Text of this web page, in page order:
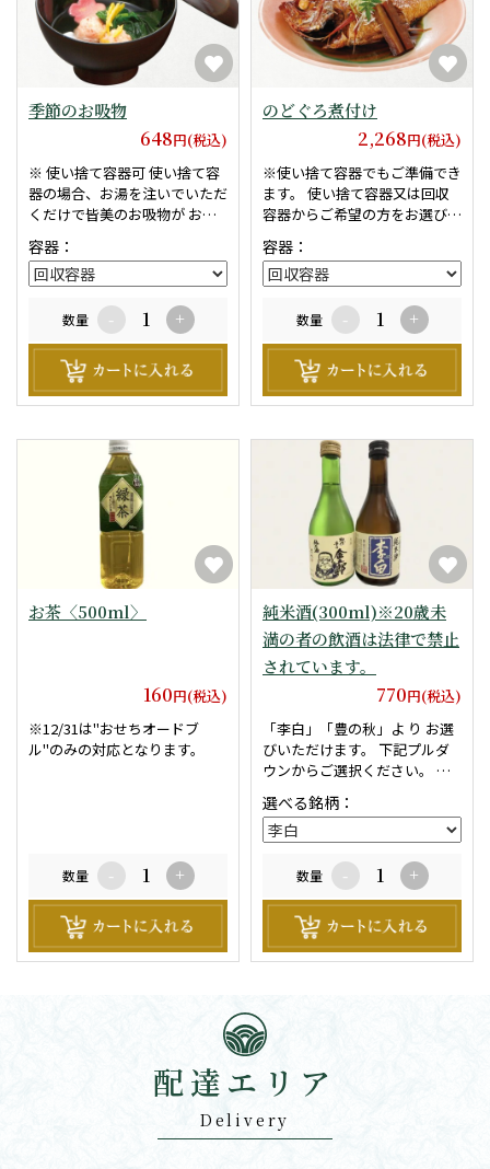
季節のお吸物
648円(税込)
※ 使い捨て容器可 使い捨て容
器の場合、お湯を注いでいただ
くだけで皆美のお吸物が お楽
しみいただけます。お湯はお客
様でご用意していただきます。
※写真はイメージです。 ※賞
間です。 （涼しい場所での保
管をお願い致します。）
容器：
数量 - +
のどぐろ煮付け
2,268円(税込)
※使い捨て容器でもご準備でき
ます。 使い捨て容器又は回収
容器からご希望の方をお選び下
さい。 ※賞味期限は商品お届
けより、3時間になります。
容器：
数量 - +
お茶〈500ml〉
160円(税込)
※12/31は"おせちオードブ
ル"のみの対応となります。
数量 - +
純米酒(300ml)※20歳未
満の者の飲酒は法律で禁止
されています。
770円(税込)
「李白」「豊の秋」よ り お選
びいただけます。 下記プルダ
ウンからご選択ください。 ※
箱入りではございません。
※20歳未満の飲酒は法律で禁
止されています。
選べる銘柄：
数量 - +
配達エリア
Delivery